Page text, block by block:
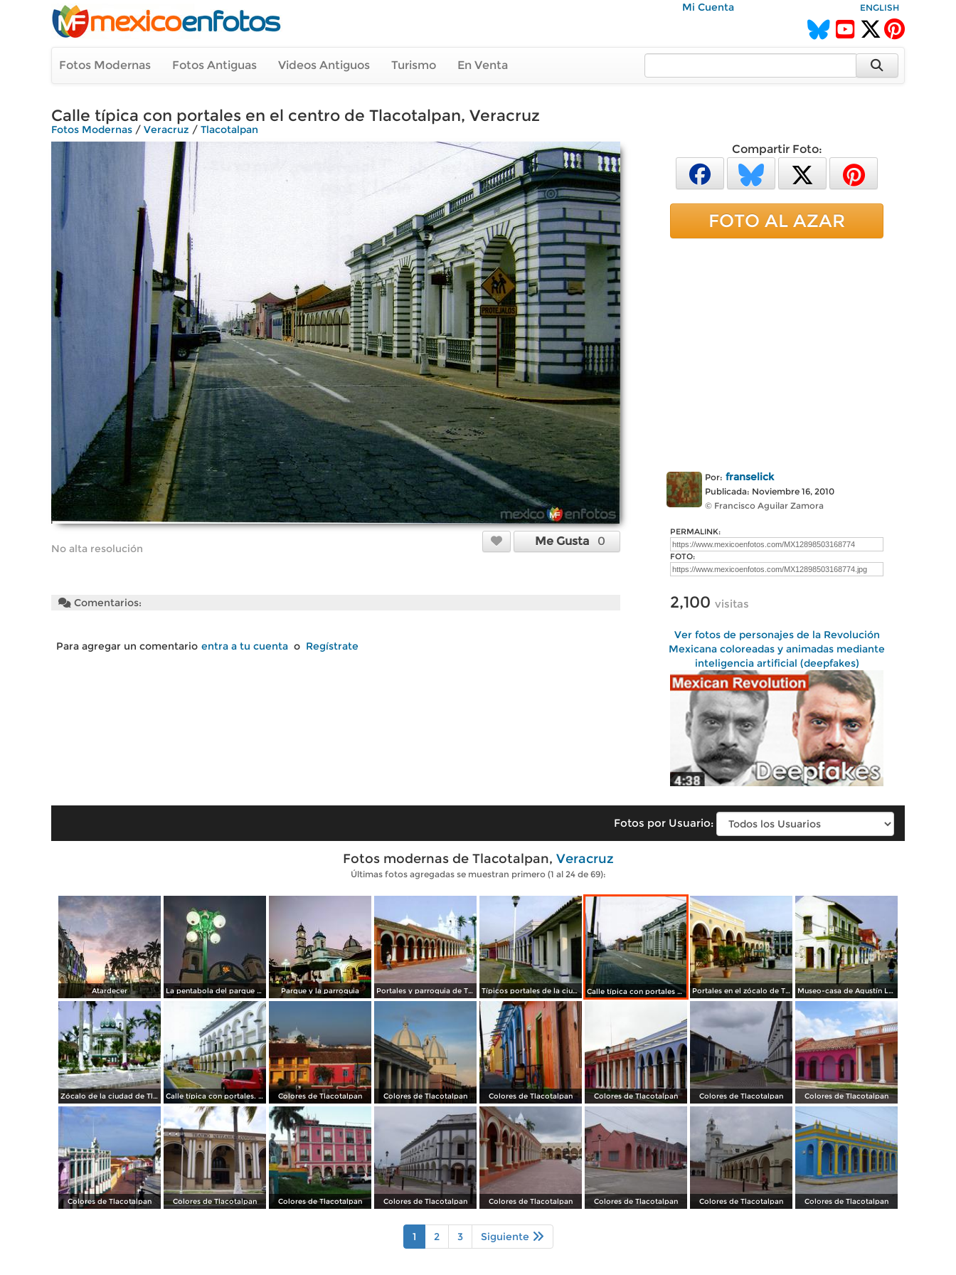
Mi Cuenta ENGLISH
Fotos Modernas Fotos Antiguas Videos Antiguos Turismo En Venta
Calle típica con portales en el centro de Tlacotalpan, Veracruz
Fotos Modernas / Veracruz / Tlacotalpan
No alta resolución
Me Gusta 0
Comentarios:
Para agregar un comentario entra a tu cuenta o Regístrate
Compartir Foto:
FOTO AL AZAR
Por: franselick
Publicada: Noviembre 16, 2010
© Francisco Aguilar Zamora
PERMALINK:
FOTO:
2,100 visitas
Ver fotos de personajes de la Revolución
Mexicana coloreadas y animadas mediante
inteligencia artificial (deepfakes)
Fotos por Usuario:
Fotos modernas de Tlacotalpan, Veracruz
Últimas fotos agregadas se muestran primero (1 al 24 de 69):
Atardecer La pentabola del parque zaragoza tlacotalpan Veracruz Parque y la parroquia Portales y parroquia de Tlacotalpan, Veracruz Típicos portales de la ciudad patrimonio de la humanidad UNESCO. Tlacotalpan, Veracruz Calle típica con portales en el centro de Tlacotalpan, Veracruz Portales en el zócalo de Tlacotalpan, Veracruz Museo-casa de Agustín Lara. Tlacotalpan, Veracruz
Zócalo de la ciudad de Tlacotalpan, Veracruz Calle típica con portales. Tlacotalpan, Veracruz Colores de Tlacotalpan Colores de Tlacotalpan Colores de Tlacotalpan Colores de Tlacotalpan Colores de Tlacotalpan Colores de Tlacotalpan
Colores de Tlacotalpan Colores de Tlacotalpan Colores de Tlacotalpan Colores de Tlacotalpan Colores de Tlacotalpan Colores de Tlacotalpan Colores de Tlacotalpan Colores de Tlacotalpan
1 2 3 Siguiente